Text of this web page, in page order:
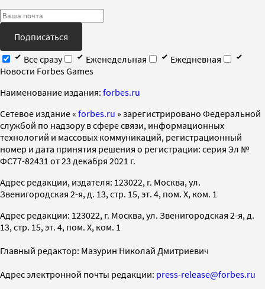
Подписаться
Все сразу
Еженедельная
Ежедневная
Новости Forbes Games
Наименование издания: forbes.ru
Cетевое издание « forbes.ru » зарегистрировано Федеральной
службой по надзору в сфере связи, информационных
технологий и массовых коммуникаций, регистрационный
номер и дата принятия решения о регистрации: серия Эл №
ФС77-82431 от 23 декабря 2021 г.
Адрес редакции, издателя: 123022, г. Москва, ул.
Звенигородская 2-я, д. 13, стр. 15, эт. 4, пом. X, ком. 1
Адрес редакции: 123022, г. Москва, ул. Звенигородская 2-я, д.
13, стр. 15, эт. 4, пом. X, ком. 1
Главный редактор: Мазурин Николай Дмитриевич
Адрес электронной почты редакции: press-release@forbes.ru